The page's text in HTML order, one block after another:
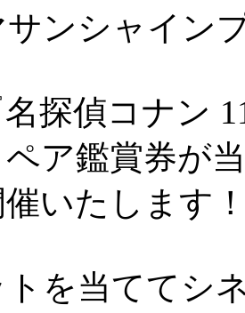
サンシャイン
探偵コナン
ペア鑑賞券が
いたします
トを当ててシ